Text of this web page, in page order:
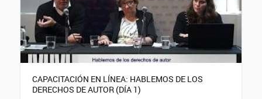
CAPACITACIÓN EN LÍNEA: HABLEMOS DE LOS
DERECHOS DE AUTOR (DÍA 1)